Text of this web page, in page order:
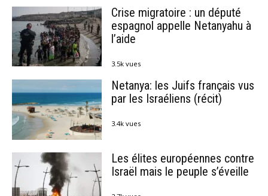
Crise migratoire : un député
espagnol appelle Netanyahu à
l’aide
3.5k vues
Netanya: les Juifs français vus
par les Israéliens (récit)
3.4k vues
Les élites européennes contre
Israël mais le peuple s’éveille